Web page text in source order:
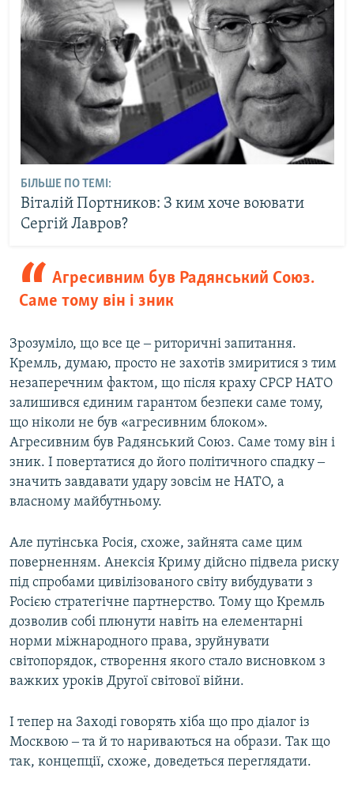
БІЛЬШЕ ПО ТЕМІ:
Віталій Портников: З ким хоче воювати
Сергій Лавров?
Агресивним був Радянський Союз.
Саме тому він і зник
Зрозуміло, що все це ‒ риторичні запитання.
Кремль, думаю, просто не захотів змиритися з тим
незаперечним фактом, що після краху СРСР НАТО
залишився єдиним гарантом безпеки саме тому,
що ніколи не був «агресивним блоком».
Агресивним був Радянський Союз. Саме тому він і
зник. І повертатися до його політичного спадку ‒
значить завдавати удару зовсім не НАТО, а
власному майбутньому.
Але путінська Росія, схоже, зайнята саме цим
поверненням. Анексія Криму дійсно підвела риску
під спробами цивілізованого світу вибудувати з
Росією стратегічне партнерство. Тому що Кремль
дозволив собі плюнути навіть на елементарні
норми міжнародного права, зруйнувати
світопорядок, створення якого стало висновком з
важких уроків Другої світової війни.
І тепер на Заході говорять хіба що про діалог із
Москвою ‒ та й то нариваються на образи. Так що
так, концепції, схоже, доведеться переглядати.